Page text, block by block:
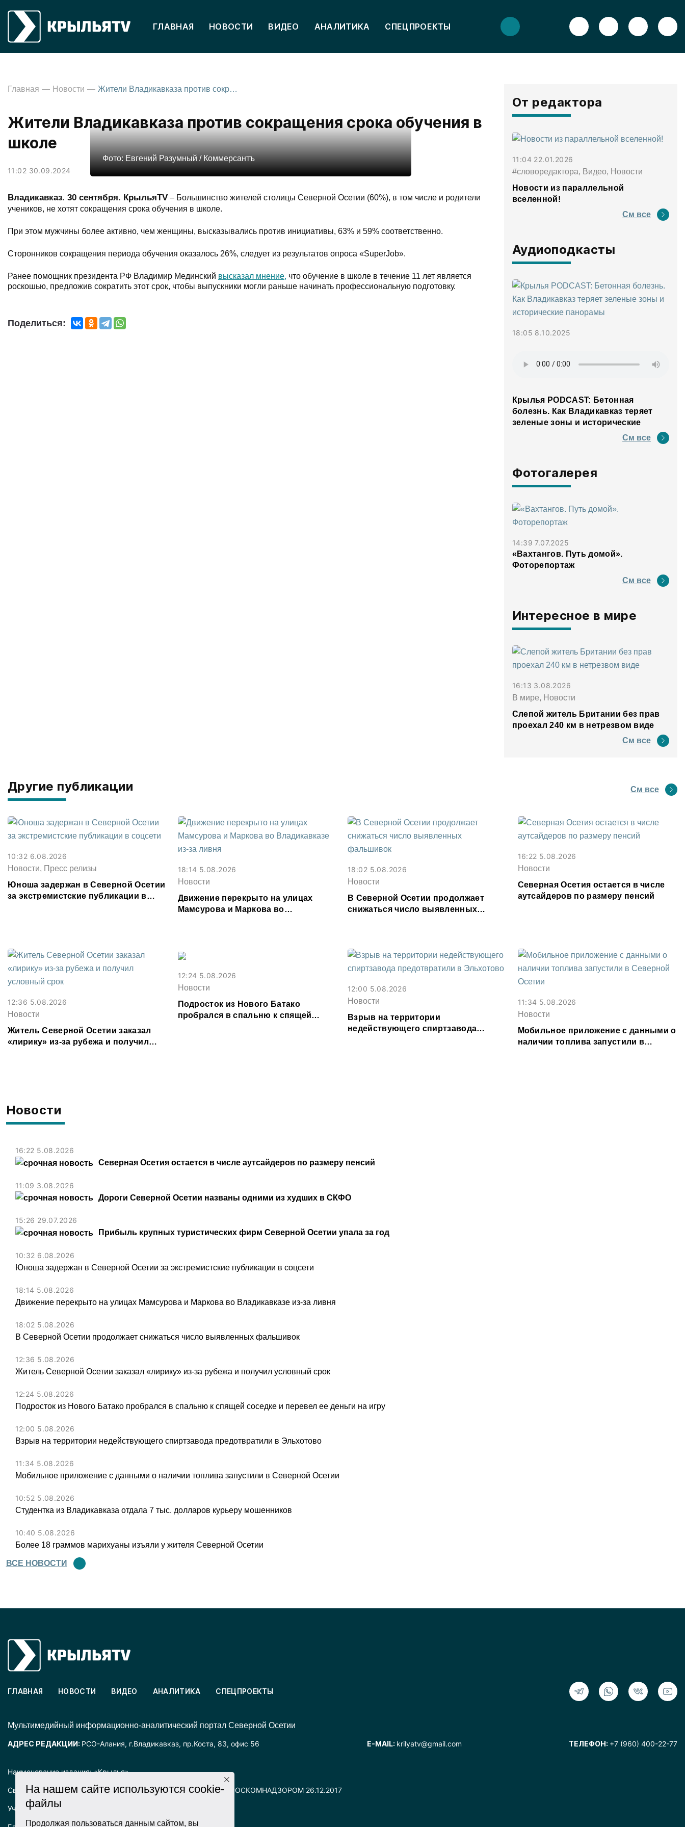
ГЛАВНАЯ НОВОСТИ ВИДЕО АНАЛИТИКА СПЕЦПРОЕКТЫ
Новости
16:22 5.08.2026
Северная Осетия остается в числе аутсайдеров по размеру пенсий
11:09 3.08.2026
Дороги Северной Осетии названы одними из худших в СКФО
15:26 29.07.2026
Прибыль крупных туристических фирм Северной Осетии упала за год
10:32 6.08.2026
Юноша задержан в Северной Осетии за экстремистские публикации в соцсети
18:14 5.08.2026
Движение перекрыто на улицах Мамсурова и Маркова во Владикавказе из-за ливня
18:02 5.08.2026
В Северной Осетии продолжает снижаться число выявленных фальшивок
12:36 5.08.2026
Житель Северной Осетии заказал «лирику» из-за рубежа и получил условный срок
12:24 5.08.2026
Подросток из Нового Батако пробрался в спальню к спящей соседке и перевел ее деньги на игру
12:00 5.08.2026
Взрыв на территории недействующего спиртзавода предотвратили в Эльхотово
11:34 5.08.2026
Мобильное приложение с данными о наличии топлива запустили в Северной Осетии
10:52 5.08.2026
Студентка из Владикавказа отдала 7 тыс. долларов курьеру мошенников
10:40 5.08.2026
Более 18 граммов марихуаны изъяли у жителя Северной Осетии
ВСЕ НОВОСТИ
Главная Новости Жители Владикавказа против сокращения срока обучения в школе
Жители Владикавказа против сокращения срока обучения в
школе
11:02 30.09.2024
Фото: Евгений Разумный / Коммерсантъ
Владикавказ. 30 сентября. КрыльяTV – Большинство жителей столицы Северной Осетии (60%), в том числе и родители
учеников, не хотят сокращения срока обучения в школе.
При этом мужчины более активно, чем женщины, высказывались против инициативы, 63% и 59% соответственно.
Сторонников сокращения периода обучения оказалось 26%, следует из результатов опроса «SuperJob».
Ранее помощник президента РФ Владимир Мединский высказал мнение, что обучение в школе в течение 11 лет является
роскошью, предложив сократить этот срок, чтобы выпускники могли раньше начинать профессиональную подготовку.
Поделиться:
От редактора
11:04 22.01.2026
#словоредактора, Видео, Новости
Новости из параллельной
вселенной!
См все
Аудиоподкасты
18:05 8.10.2025
Крылья PODCAST: Бетонная
болезнь. Как Владикавказ теряет
зеленые зоны и исторические
См все
Фотогалерея
14:39 7.07.2025
«Вахтангов. Путь домой».
Фоторепортаж
См все
Интересное в мире
16:13 3.08.2026
В мире, Новости
Слепой житель Британии без прав
проехал 240 км в нетрезвом виде
См все
Другие публикации См все
10:32 6.08.2026
Новости, Пресс релизы
Юноша задержан в Северной Осетии
за экстремистские публикации в
18:14 5.08.2026
Новости
Движение перекрыто на улицах
Мамсурова и Маркова во
18:02 5.08.2026
Новости
В Северной Осетии продолжает
снижаться число выявленных
16:22 5.08.2026
Новости
Северная Осетия остается в числе
аутсайдеров по размеру пенсий
12:36 5.08.2026
Новости
Житель Северной Осетии заказал
«лирику» из-за рубежа и получил
12:24 5.08.2026
Новости
Подросток из Нового Батако
пробрался в спальню к спящей
12:00 5.08.2026
Новости
Взрыв на территории
недействующего спиртзавода
11:34 5.08.2026
Новости
Мобильное приложение с данными о
наличии топлива запустили в
Наименование издания: «Крылья».
Свидетельство о регистрации СМИ ЭЛ № ФС77-72025 выдано РОСКОМНАДЗОРОМ 26.12.2017
Учредитель: ООО «Крылья».
ГЛАВНАЯ НОВОСТИ ВИДЕО АНАЛИТИКА СПЕЦПРОЕКТЫ
Mультимедийный информационно-аналитический портал Северной Осетии
АДРЕС РЕДАКЦИИ: РСО-Алания, г.Владикавказ, пр.Коста, 83, офис 56 E-MAIL: krilyatv@gmail.com ТЕЛЕФОН: +7 (960) 400-22-77
На нашем сайте используются cookie-
файлы
Продолжая пользоваться данным сайтом, вы